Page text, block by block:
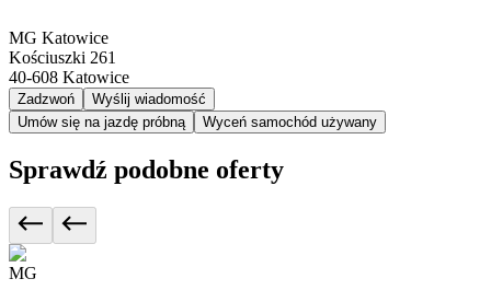
MG Katowice
Kościuszki 261
40-608 Katowice
Zadzwoń
Wyślij wiadomość
Umów się na jazdę próbną
Wyceń samochód używany
Sprawdź podobne oferty
MG